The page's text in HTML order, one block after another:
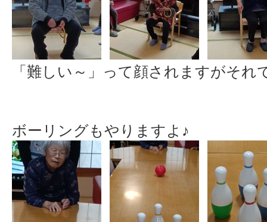
「難しい～」って顔されますがそれ
ボーリングもやりますよ♪